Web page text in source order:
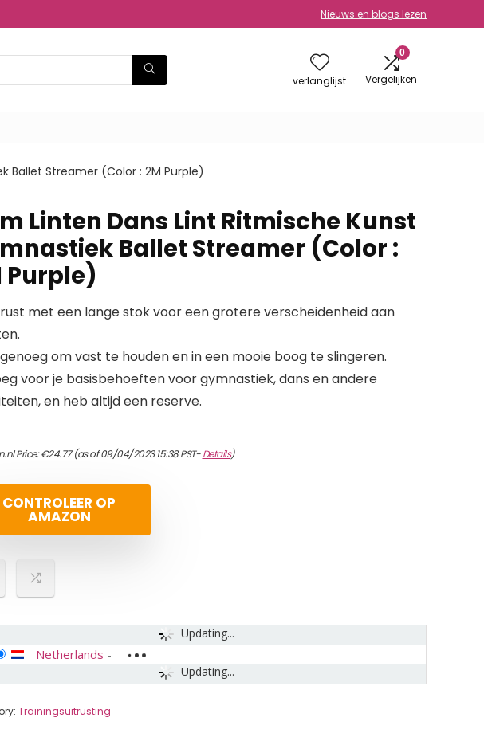
Nieuws en blogs lezen
verlanglijst
0
Vergelijken
Ballet Streamer (Color : 2M Purple)
Linten Dans Lint Ritmische Kunst
Ballet Streamer (Color :
Purple)
met een lange stok voor een grotere verscheidenheid aan
om vast te houden en in een mooie boog te slingeren.
voor je basisbehoeften voor gymnastiek, dans en andere
en heb altijd een reserve.
Price:€24.77(as of 09/04/2023 15:38 PST-Details)
CONTROLEER OP
AMAZON
Updating...
Updating...
Netherlands -
Trainingsuitrusting